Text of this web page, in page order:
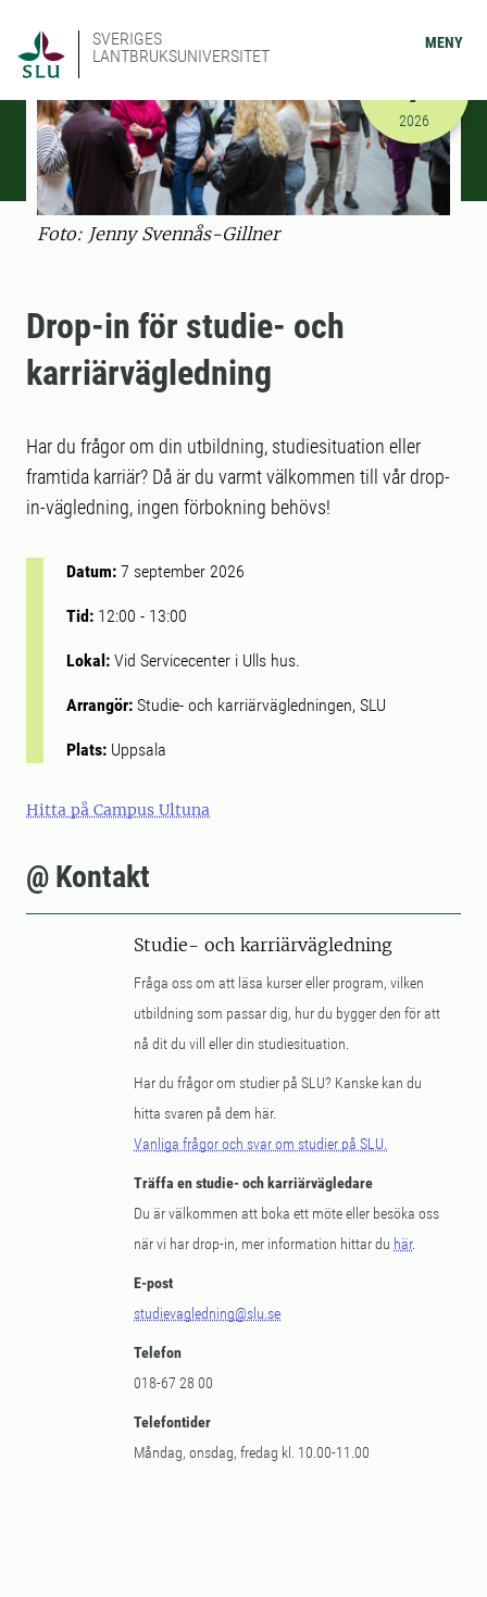
SVERIGES
LANTBRUKSUNIVERSITET
MENY
Foto: Jenny Svennås-Gillner
2026-09-
7
2026
Drop-in för studie- och
karriärvägledning
Har du frågor om din utbildning, studiesituation eller
framtida karriär? Då är du varmt välkommen till vår drop-
in-vägledning, ingen förbokning behövs!
Datum: 7 september 2026
Tid: 12:00 - 13:00
Lokal: Vid Servicecenter i Ulls hus.
Arrangör: Studie- och karriärvägledningen, SLU
Plats: Uppsala
Hitta på Campus Ultuna
@ Kontakt
Studie- och karriärvägledning
Fråga oss om att läsa kurser eller program, vilken
utbildning som passar dig, hur du bygger den för att
nå dit du vill eller din studiesituation.
Har du frågor om studier på SLU? Kanske kan du
hitta svaren på dem här.
Vanliga frågor och svar om studier på SLU.
Träffa en studie- och karriärvägledare
Du är välkommen att boka ett möte eller besöka oss
när vi har drop-in, mer information hittar du här.
E-post
studievagledning@slu.se
Telefon
018-67 28 00
Telefontider
Måndag, onsdag, fredag kl. 10.00-11.00